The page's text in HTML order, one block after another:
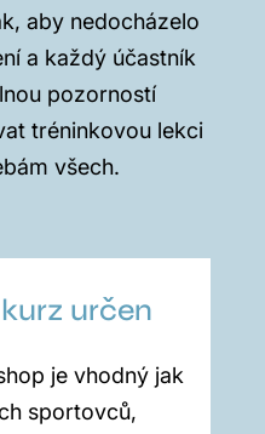
aby nedocházelo
a každý účastník
pozorností
tréninkovou lekci
všech.
určen
je vhodný jak
sportovců,